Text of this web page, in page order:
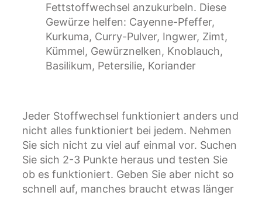
Fettstoffwechsel anzukurbeln. Diese
Gewürze helfen: Cayenne-Pfeffer,
Kurkuma, Curry-Pulver, Ingwer, Zimt,
Kümmel, Gewürznelken, Knoblauch,
Basilikum, Petersilie, Koriander
Jeder Stoffwechsel funktioniert anders und
nicht alles funktioniert bei jedem. Nehmen
Sie sich nicht zu viel auf einmal vor. Suchen
Sie sich 2-3 Punkte heraus und testen Sie
ob es funktioniert. Geben Sie aber nicht so
schnell auf, manches braucht etwas länger